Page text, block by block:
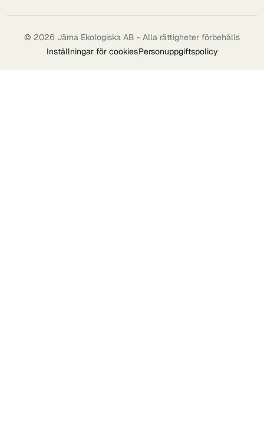
© 2026 Järna Ekologiska AB - Alla rättigheter förbehålls
Inställningar för cookiesPersonuppgiftspolicy